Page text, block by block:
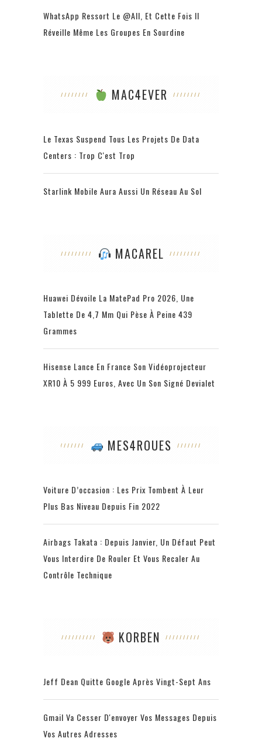
WhatsApp Ressort Le @all, Et Cette Fois Il
Réveille Même Les Groupes En Sourdine
MAC4EVER
Le Texas Suspend Tous Les Projets De Data
Centers : Trop C'est Trop
Starlink Mobile Aura Aussi Un Réseau Au Sol
MACAREL
Huawei Dévoile La MatePad Pro 2026, Une
Tablette De 4,7 Mm Qui Pèse À Peine 439
Grammes
Hisense Lance En France Son Vidéoprojecteur
XR10 À 5 999 Euros, Avec Un Son Signé Devialet
MES4ROUES
Voiture D’occasion : Les Prix Tombent À Leur
Plus Bas Niveau Depuis Fin 2022
Airbags Takata : Depuis Janvier, Un Défaut Peut
Vous Interdire De Rouler Et Vous Recaler Au
Contrôle Technique
KORBEN
Jeff Dean Quitte Google Après Vingt-Sept Ans
Gmail Va Cesser D'envoyer Vos Messages Depuis
Vos Autres Adresses